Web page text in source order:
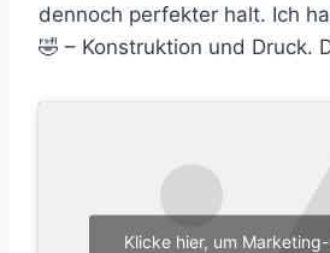
dennoch perfekter halt. Ich
🤣 – Konstruktion und Druck.
Klicke hier, um